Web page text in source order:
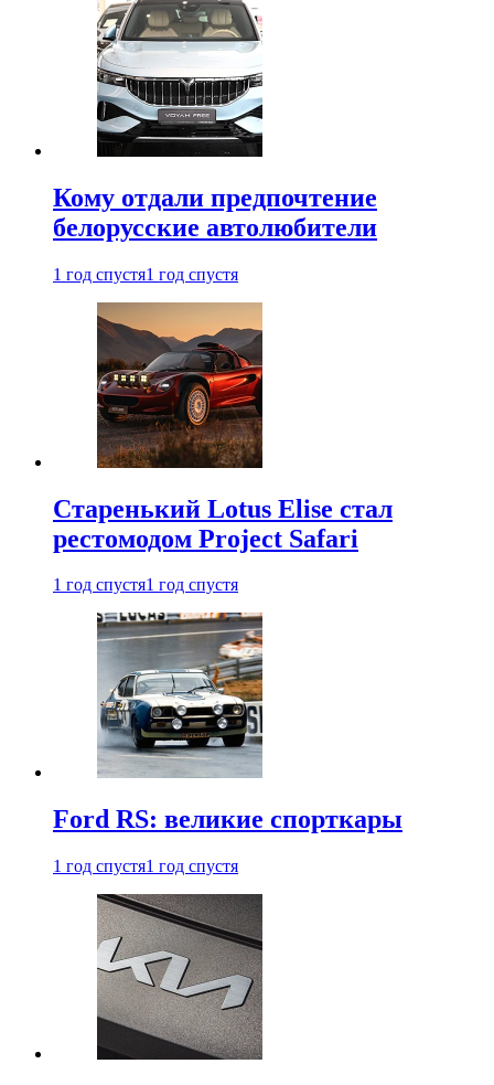
Кому отдали предпочтение
белорусские автолюбители
1 год спустя1 год спустя
Старенький Lotus Elise стал
рестомодом Project Safari
1 год спустя1 год спустя
Ford RS: великие спорткары
1 год спустя1 год спустя